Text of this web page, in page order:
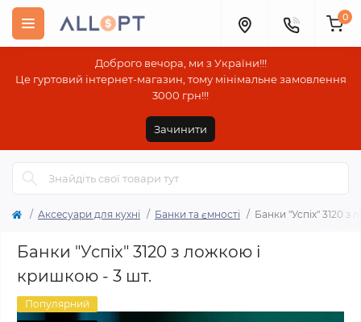
Доброго вечора, ми з України!!!
Це гуртовий інтернет-магазин, тому мінімальне замовлення
3000 грн!!!
Зачинити
0
Аксесуари для кухні Банки та ємності Банки "Успіх" 3120
Банки "Успіх" 3120 з ложкою і
кришкою - 3 шт.
Популярний